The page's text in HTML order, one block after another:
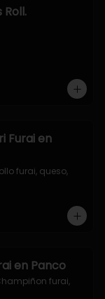
palta, envuelto en
Furai en
furai, queso,
en Panco
furai,